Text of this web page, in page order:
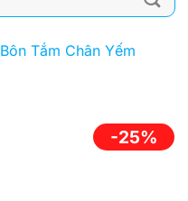
Bôn Tắm Chân Yếm
-25%